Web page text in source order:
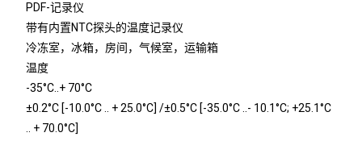
PDF-记录仪
带有内置NTC探头的温度记录仪
冷冻室，冰箱，房间，气候室，运输箱
温度
-35°C..+ 70°C
±0.2°C [-10.0°C .. + 25.0°C] /±0.5°C [-35.0°C ..- 10.1°C; +25.1°C
.. + 70.0°C]